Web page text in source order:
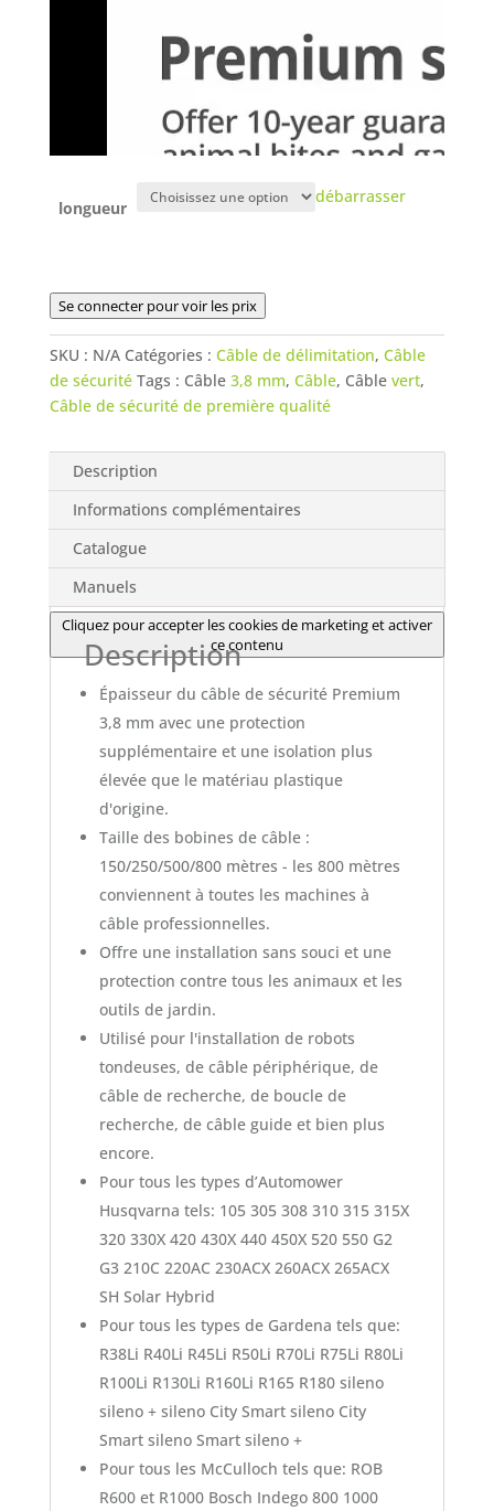
Cliquez pour accepter les cookies de marketing et activer
ce contenu
longueur
débarrasser
Se connecter pour voir les prix
SKU : N/A Catégories : Câble de délimitation, Câble
de sécurité Tags : Câble 3,8 mm, Câble, Câble vert,
Câble de sécurité de première qualité
Description
Informations complémentaires
Catalogue
Manuels
Description
Épaisseur du câble de sécurité Premium
3,8 mm avec une protection
supplémentaire et une isolation plus
élevée que le matériau plastique
d'origine.
Taille des bobines de câble :
150/250/500/800 mètres - les 800 mètres
conviennent à toutes les machines à
câble professionnelles.
Offre une installation sans souci et une
protection contre tous les animaux et les
outils de jardin.
Utilisé pour l'installation de robots
tondeuses, de câble périphérique, de
câble de recherche, de boucle de
recherche, de câble guide et bien plus
encore.
Pour tous les types d’Automower
Husqvarna tels: 105 305 308 310 315 315X
320 330X 420 430X 440 450X 520 550 G2
G3 210C 220AC 230ACX 260ACX 265ACX
SH Solar Hybrid
Pour tous les types de Gardena tels que:
R38Li R40Li R45Li R50Li R70Li R75Li R80Li
R100Li R130Li R160Li R165 R180 sileno
sileno + sileno City Smart sileno City
Smart sileno Smart sileno +
Pour tous les McCulloch tels que: ROB
R600 et R1000 Bosch Indego 800 1000